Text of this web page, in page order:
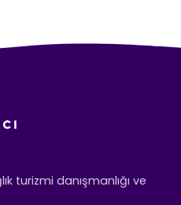
turizmi danışmanlığı ve